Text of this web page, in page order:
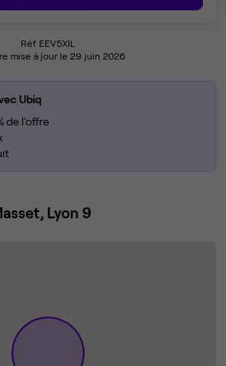
Réf EEV5XIL
mise à jour le 29 juin 2026
Ubiq
de l'offre
Lyon 9